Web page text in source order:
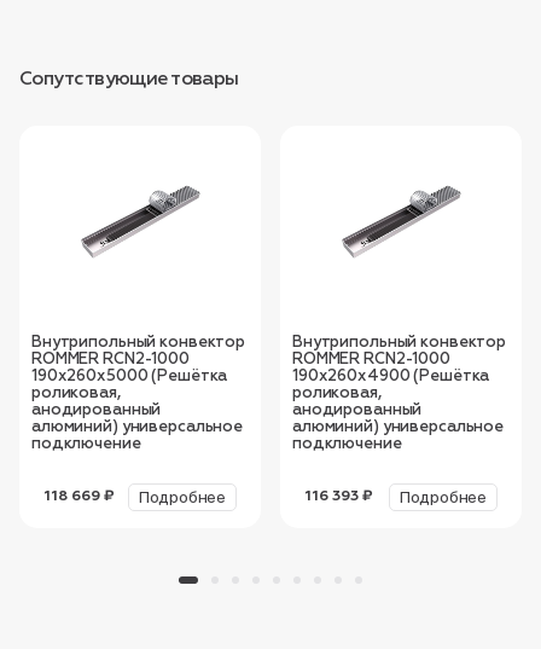
Сопутствующие товары
Внутрипольный конвектор
ROMMER RCN2-1000
190х260х5000 (Решётка
роликовая,
анодированный
алюминий) универсальное
подключение
118 669 ₽ Подробнее
Внутрипольный конвектор
ROMMER RCN2-1000
190х260х4900 (Решётка
роликовая,
анодированный
алюминий) универсальное
подключение
116 393 ₽ Подробнее